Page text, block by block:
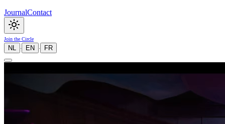
JournalContact
Join the Circle
NL · EN · FR